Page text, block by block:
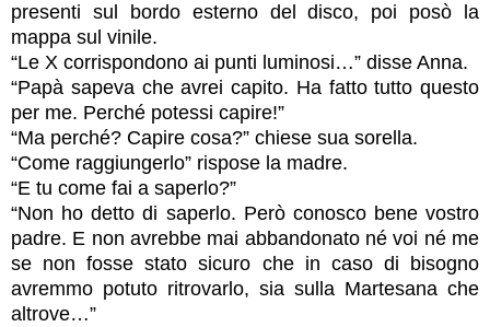
presenti sul bordo esterno del disco, poi posò la
mappa sul vinile.
“Le X corrispondono ai punti luminosi…” disse Anna.
“Papà sapeva che avrei capito. Ha fatto tutto questo
per me. Perché potessi capire!”
“Ma perché? Capire cosa?” chiese sua sorella.
“Come raggiungerlo” rispose la madre.
“E tu come fai a saperlo?”
“Non ho detto di saperlo. Però conosco bene vostro
padre. E non avrebbe mai abbandonato né voi né me
se non fosse stato sicuro che in caso di bisogno
avremmo potuto ritrovarlo, sia sulla Martesana che
altrove…”